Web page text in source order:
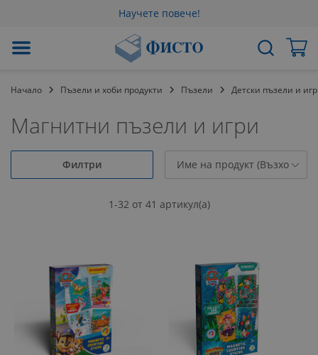
Научете повече!
към
Търсене
Начало Пъзели и хоби продукти Пъзели Детски пъзели и
Магнитни пъзели и игри
Филтри
1-32 от 41 артикул(а)